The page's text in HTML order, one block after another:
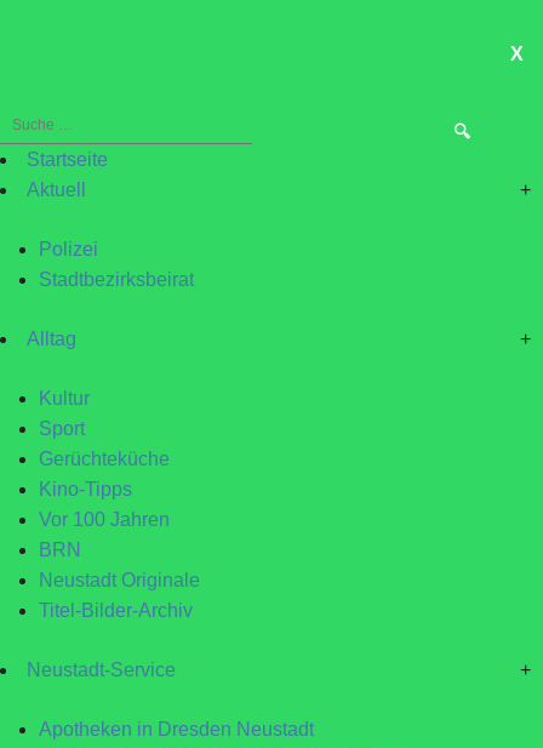
X
Suche
nach:Startseite
Aktuell
+
Polizei
Stadtbezirksbeirat
Alltag +
Kultur
Sport
Gerüchteküche
Kino-Tipps
Vor 100 Jahren
BRN
Neustadt Originale
Titel-Bilder-Archiv
Neustadt-Service +
Apotheken in Dresden Neustadt